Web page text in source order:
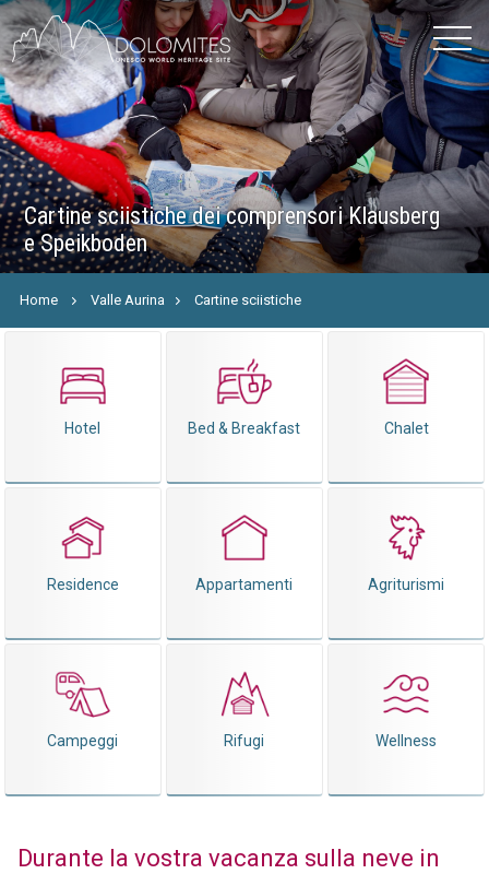
Cartine sciistiche dei comprensori Klausberg
e Speikboden
Home Valle Aurina Cartine sciistiche
Hotel Bed & Breakfast Chalet
Residence Appartamenti Agriturismi
Campeggi Rifugi Wellness
Durante la vostra vacanza sulla neve in